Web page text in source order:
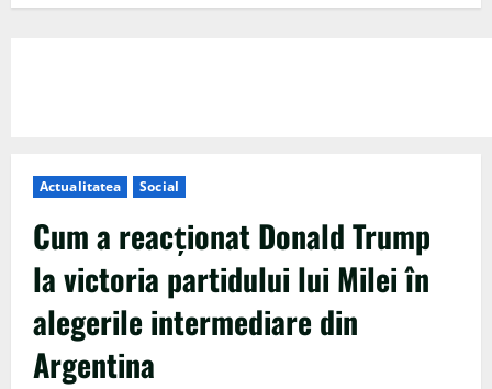
Actualitatea Social
Cum a reacționat Donald Trump
la victoria partidului lui Milei în
alegerile intermediare din
Argentina